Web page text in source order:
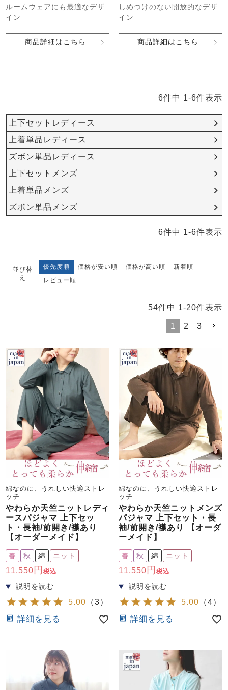
ルームウェアにも最適なデザ
イン
商品詳細はこちら
しめつけのない開放的なデザ
イン
商品詳細はこちら
6件中 1-6件表示
上下セットレディース
上着単品レディース
ズボン単品レディース
上下セットメンズ
上着単品メンズ
ズボン単品メンズ
6件中 1-6件表示
並び替
え
優先度順 価格が安い順 価格が高い順
新着順
レビュー順
54件中 1-20件表示
1 2 3
綿なのに、うれしい快適ストレ
ッチ
やわらか天竺ニットレディ
ースパジャマ 上下セッ
ト・長袖/前開き/襟あり
【オーダーメイド】
春 秋 綿 ニット
11,550 税込
5.00 （3）
詳細を見る
綿なのに、うれしい快適ストレ
ッチ
やわらか天竺ニットメンズ
パジャマ 上下セット・長
袖/前開き/襟あり 【オーダ
ーメイド】
春 秋 綿 ニット
11,550 税込
5.00 （4）
詳細を見る